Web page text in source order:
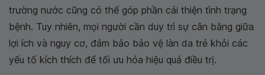
trường nước cũng có thể góp phần cải thiện tình trạng
bệnh. Tuy nhiên, mọi người cần duy trì sự cân bằng giữa
lợi ích và nguy cơ, đảm bảo bảo vệ làn da trẻ khỏi các
yếu tố kích thích để tối ưu hóa hiệu quả điều trị.